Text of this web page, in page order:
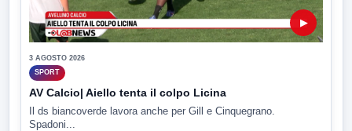
▶
3 AGOSTO 2026
SPORT
AV Calcio| Aiello tenta il colpo Licina
Il ds biancoverde lavora anche per Gill e Cinquegrano.
Spadoni...